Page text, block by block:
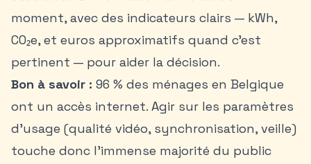
moment, avec des indicateurs clairs — kWh,
CO₂e, et euros approximatifs quand c’est
pertinent — pour aider la décision.
Bon à savoir : 96 % des ménages en Belgique
ont un accès internet. Agir sur les paramètres
d’usage (qualité vidéo, synchronisation, veille)
touche donc l’immense majorité du public